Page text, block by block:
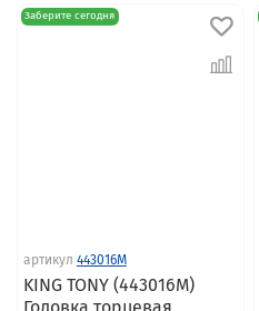
Заберите сегодня
артикул 443016M
KING TONY (443016M)